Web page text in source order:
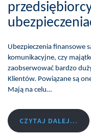
Ubezpieczenia finansowe
komunikacyjne, czy
zaobserwować bardzo
Klientów. Powiązane są
Mają na celu…
CZYTAJ DALEJ...